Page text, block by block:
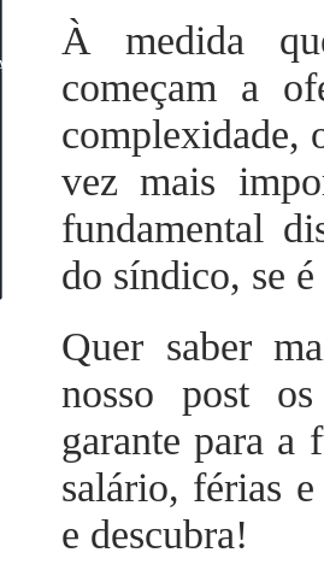
À medida
começam a
complexidade,
vez mais
fundamental
do síndico, se
Quer saber
nosso post
garante para a
salário, férias
e descubra!